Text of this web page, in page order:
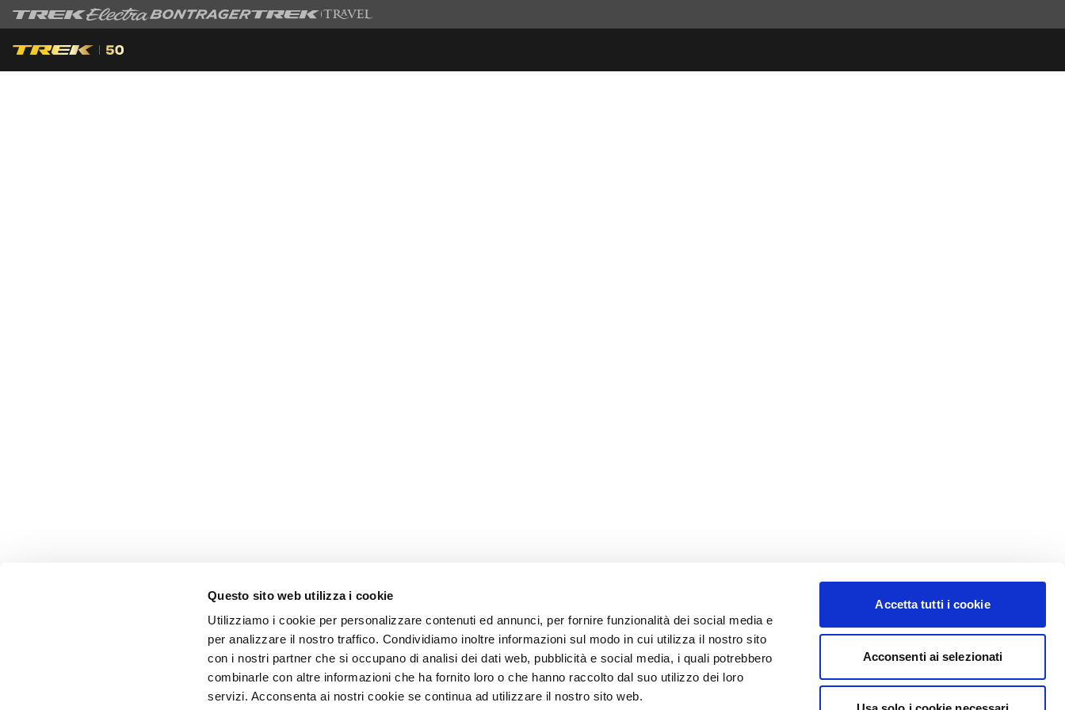
Questo sito web utilizza i cookie
Utilizziamo i cookie per personalizzare contenuti ed annunci, per fornire funzionalità dei social media e
per analizzare il nostro traffico. Condividiamo inoltre informazioni sul modo in cui utilizza il nostro sito
con i nostri partner che si occupano di analisi dei dati web, pubblicità e social media, i quali potrebbero
combinarle con altre informazioni che ha fornito loro o che hanno raccolto dal suo utilizzo dei loro
servizi. Acconsenta ai nostri cookie se continua ad utilizzare il nostro sito web.
Accetta tutti i cookie
Acconsenti ai selezionati